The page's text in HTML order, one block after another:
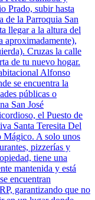
Prado, subir hasta
de la Parroquia San
llegar a la altura del
aproximadamente),
Cruzas la calle
de tu nuevo hogar.
Alfonso
se encuentra la
públicas o
San José
el Puesto de
Santa Teresita Del
A solo unos
pizzerías y
tiene una
mantenida y está
encuentran
garantizando que no